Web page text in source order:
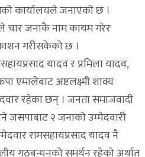
कार्यालयले जनाएको छ ।
चार जनाकै नाम कायम गरेर
गरीसकेको छ ।
यादव र प्रमिला यादव,
एमालेबाट अष्टलक्ष्मी शाक्य
रहेका छन् । जनता समाजवादी
जसपाबाट २ जनाको उम्मेदवारी
रामसहायप्रसाद यादव नै
गठबन्धनको समर्थन रहेको अर्थात